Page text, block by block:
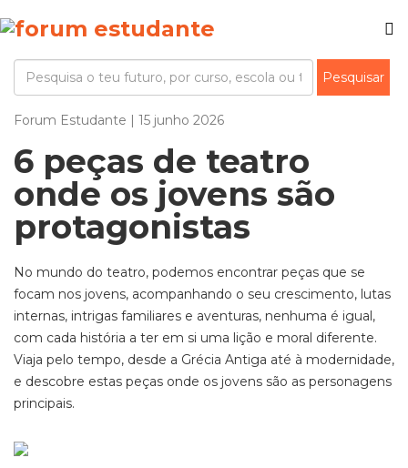
Forum Estudante | 15 junho 2026
6 peças de teatro
onde os jovens são
protagonistas
No mundo do teatro, podemos encontrar peças que se
focam nos jovens, acompanhando o seu crescimento, lutas
internas, intrigas familiares e aventuras, nenhuma é igual,
com cada história a ter em si uma lição e moral diferente.
Viaja pelo tempo, desde a Grécia Antiga até à modernidade,
e descobre estas peças onde os jovens são as personagens
principais.